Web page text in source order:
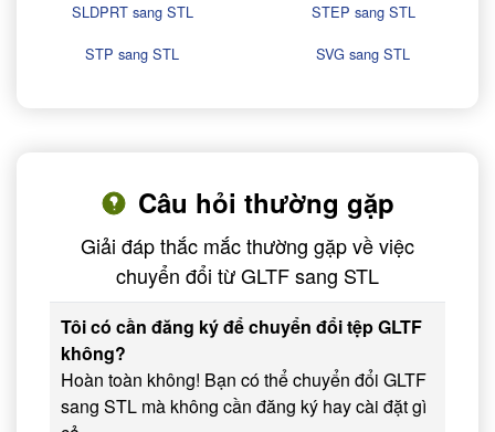
SLDPRT sang STL
STEP sang STL
STP sang STL
SVG sang STL
Câu hỏi thường gặp
Giải đáp thắc mắc thường gặp về việc
chuyển đổi từ GLTF sang STL
Tôi có cần đăng ký để chuyển đổi tệp GLTF
không?
Hoàn toàn không! Bạn có thể chuyển đổi GLTF
sang STL mà không cần đăng ký hay cài đặt gì